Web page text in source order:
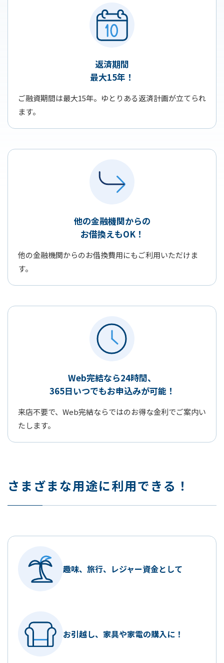
返済期間
最大15年！
ご融資期間は最大15年。ゆとりある返済計画が立てられ
ます。
他の金融機関からの
お借換えもOK！
他の金融機関からのお借換費用にもご利用いただけま
す。
Web完結なら24時間、
365日いつでもお申込みが可能！
来店不要で、Web完結ならではのお得な金利でご案内い
たします。
さまざまな用途に利用できる！
趣味、旅行、 レジャー資金として
お引越し、 家具や家電の購入に！